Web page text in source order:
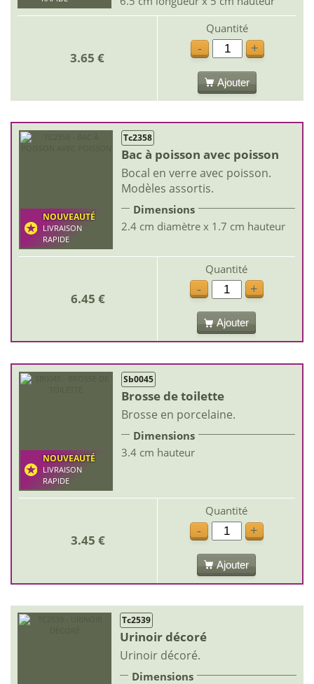
3.65 €
Quantité
-
+
Ajouter
NOUVEAUTÉ
LIVRAISON
RAPIDE
Tc2358
Bac à poisson avec poisson
Bocal en verre avec poisson.
Modèles assortis.
Dimensions
2.4 cm diamètre x 1.7 cm hauteur
6.45 €
Quantité
-
+
Ajouter
NOUVEAUTÉ
LIVRAISON
RAPIDE
Sb0045
Brosse de toilette
Brosse en porcelaine.
Dimensions
3.4 cm hauteur
3.45 €
Quantité
-
+
Ajouter
Tc2539
Urinoir décoré
Urinoir décoré.
Dimensions